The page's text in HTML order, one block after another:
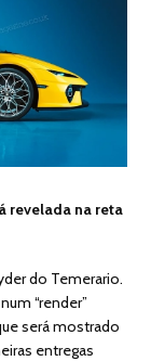
revelada na reta
do Temerario.
“render”
será mostrado
entregas